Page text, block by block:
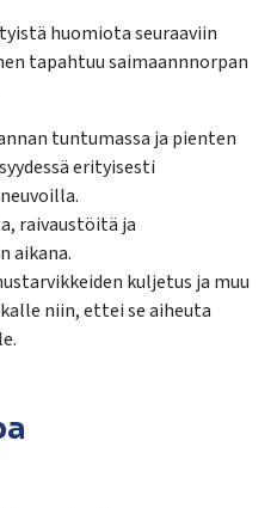
huomiota seuraaviin
tapahtuu saimaannnorpan
tuntumassa ja pienten
erityisesti
raivaustöitä ja
aikana.
kuljetus ja muu
niin, ettei se aiheuta